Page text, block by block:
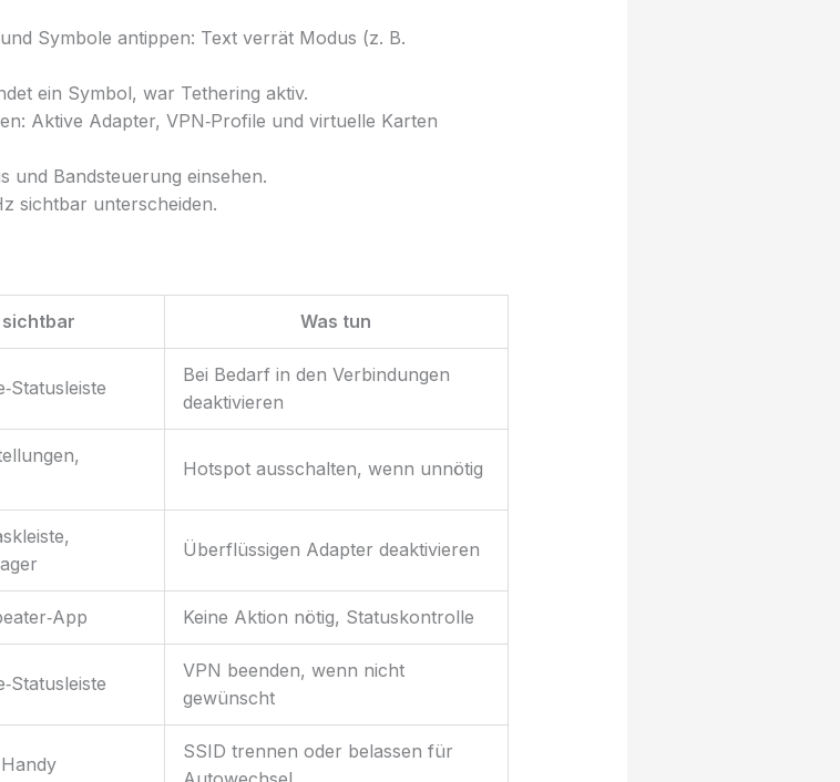
Symbole antippen: Text verrät Modus (z. B.
ein Symbol, war Tethering aktiv.
Aktive Adapter, VPN‑Profile und virtuelle Karten
und Bandsteuerung einsehen.
sichtbar unterscheiden.
sichtbar Was tun
Bei Bedarf in den Verbindungen
deaktivieren
Hotspot ausschalten, wenn unnötig
Überflüssigen Adapter deaktivieren
Keine Aktion nötig, Statuskontrolle
VPN beenden, wenn nicht
gewünscht
SSID trennen oder belassen für